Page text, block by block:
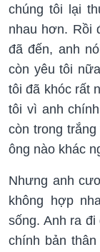
chúng tôi lại
nhau hơn. Rồi
đã đến, anh
còn yêu tôi
tôi đã khóc rất
tôi vì anh
còn trong
ông nào khác
Nhưng anh
không hợp
sống. Anh ra
chính bản